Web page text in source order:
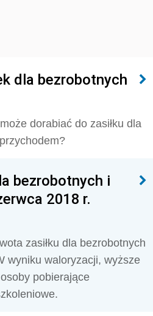
dla bezrobotnych
dorabiać do zasiłku dla
bezrobotnych i
2018 r.
zasiłku dla bezrobotnych
wyniku waloryzacji, wyższe
pobierające